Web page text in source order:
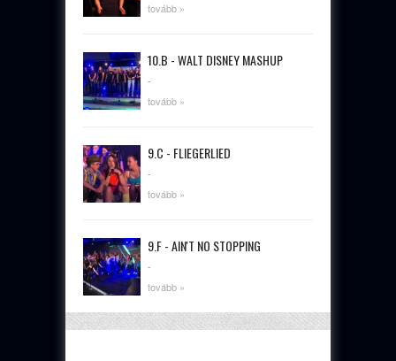
tovább »
10.B - WALT DISNEY MASHUP
-
tovább »
9.C - FLIEGERLIED
-
tovább »
9.F - AIN'T NO STOPPING
-
tovább »